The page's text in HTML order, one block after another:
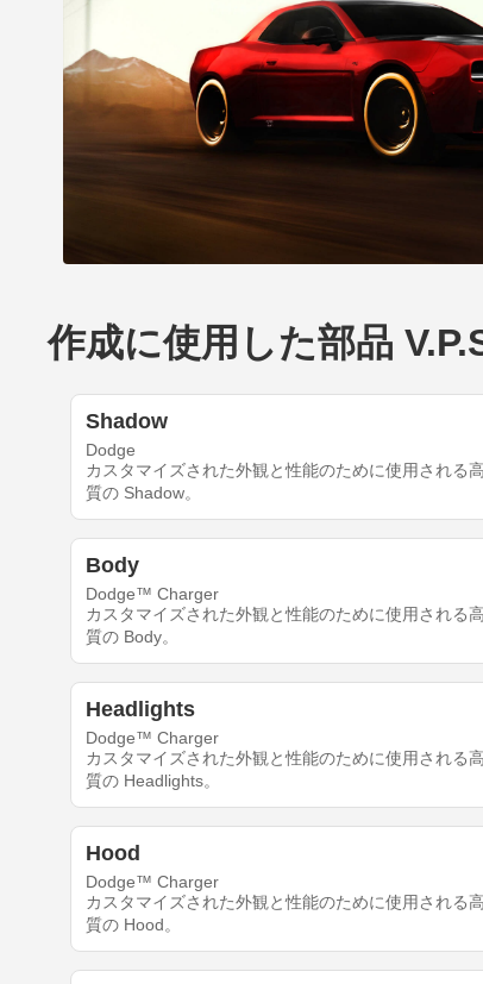
作成に使用した部品
Shadow
Dodge
カスタマイズされた外観と性能のために使用される
質の Shadow。
Body
Dodge™ Charger
カスタマイズされた外観と性能のために使用される
質の Body。
Headlights
Dodge™ Charger
カスタマイズされた外観と性能のために使用される
質の Headlights。
Hood
Dodge™ Charger
カスタマイズされた外観と性能のために使用される
質の Hood。